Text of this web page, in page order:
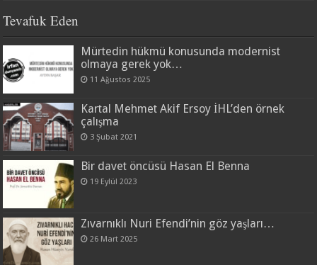
Tevafuk Eden
Mürtedin hükmü konusunda modernist
olmaya gerek yok…
11 Ağustos 2025
Kartal Mehmet Akif Ersoy İHL’den örnek
çalışma
3 Şubat 2021
Bir davet öncüsü Hasan El Benna
19 Eylül 2023
Zıvarnıklı Nuri Efendi’nin göz yaşları…
26 Mart 2025